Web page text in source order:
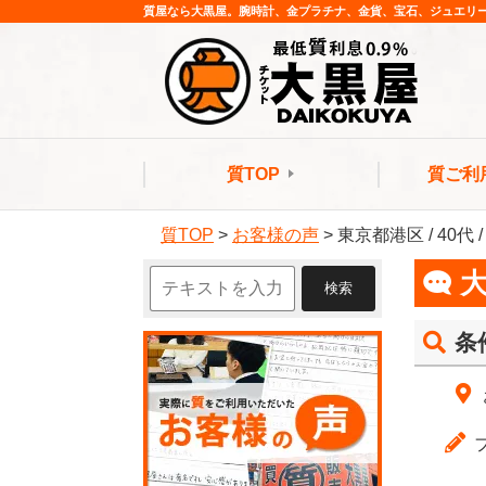
質屋なら大黒屋。腕時計、金プラチナ、金貨、宝石、ジュエ
質TOP 質ご利
質TOP > お客様の声 > 東京都港区 / 40代
条